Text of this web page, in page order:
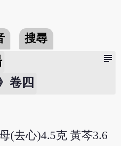
搜尋
subject
卷四
(去心)4.5克 黃芩3.6